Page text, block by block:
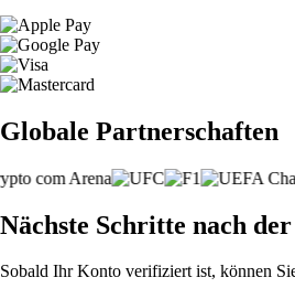
Globale Partnerschaften
Nächste Schritte nach
Sobald Ihr Konto verifiziert ist, können